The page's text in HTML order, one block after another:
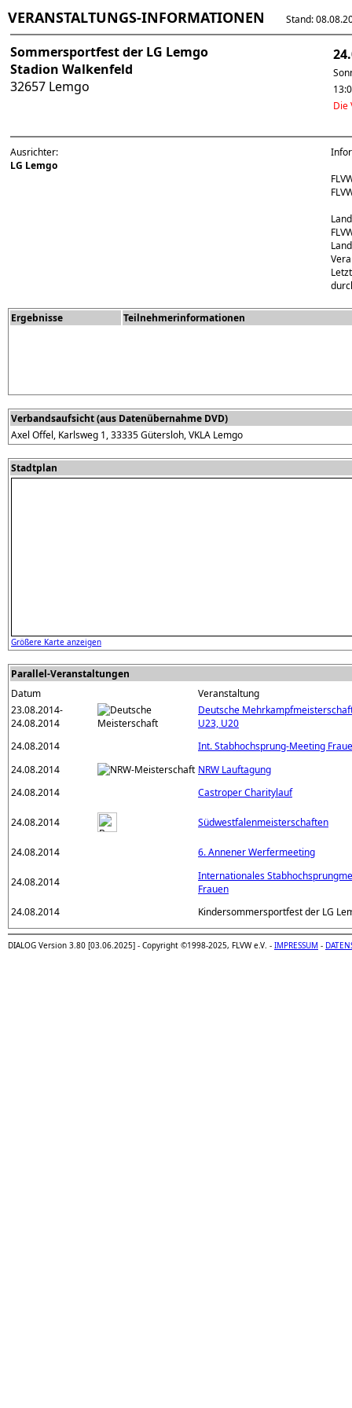
VERANSTALTUNGS-INFORMATIONEN Stand:
Sommersportfest der LG Lemgo
Stadion Walkenfeld
32657 Lemgo
Die
Ausrichter:
LG Lemgo
Ergebnisse Teilnehmerinformationen
Verbandsaufsicht (aus Datenübernahme DVD)
Axel Offel, Karlsweg 1, 33335 Gütersloh, VKLA Lemgo
Stadtplan
Größere Karte anzeigen
Parallel-Veranstaltungen
Datum
Veranstaltung
23.08.2014-
24.08.2014
Deutsche
U23, U20
24.08.2014
Int. Stabhochsprung-Meeting
24.08.2014
NRW Lauftagung
24.08.2014
Castroper Charitylauf
24.08.2014 Südwestfalenmeisterschaften
24.08.2014 6. Annener Werfermeeting
24.08.2014
Internationales
Frauen
24.08.2014
Kindersommersportfest der LG
DIALOG Version 3.80 [03.06.2025] - Copyright ©1998-2025, FLVW e.V. - IMPRESSUM -